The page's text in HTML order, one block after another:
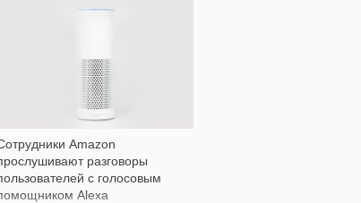
Amazon
разговоры
с голосовым
Alexa